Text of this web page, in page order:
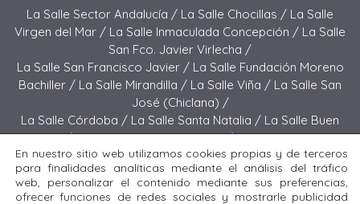
La Salle Sector Andalucía / La Salle Chocillas / La Salle
Virgen del Mar / La Salle Inmaculada Concepción / La Salle
San Fco. Javier Virlecha /
La Salle San Francisco Javier / La Salle Fundación Moreno
Bachiller / La Salle Mirandilla / La Salle Viña / La Salle San
José (Chiclana) /
La Salle Córdoba / La Salle Santa Natalia / La Salle Buen
Pastor /La Salle Sagrado Corazón /La Salle San José
(Jerez) / La Salle El Carmen (Melilla) /
La Salle Buen Consejo /La Salle El Carmen (San Fernando) /
La Salle San Francisco /La Salle Felipe Benito /La Salle La
En nuestro sitio web utilizamos cookies propias y de terceros
para finalidades analíticas mediante el análisis del tráfico
web, personalizar el contenido mediante sus preferencias,
ofrecer funciones de redes sociales y mostrarle publicidad